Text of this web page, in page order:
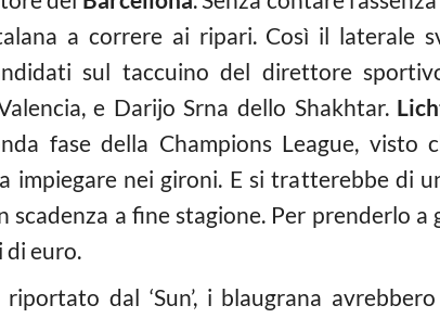
a correre ai ripari. Così il laterale
sul taccuino del direttore
e Darijo Srna dello Shakhtar.
fase della Champions League, visto
impiegare nei gironi. E si tratterebbe di
a fine stagione. Per prenderlo
di euro.
dal ‘Sun’, i blaugrana